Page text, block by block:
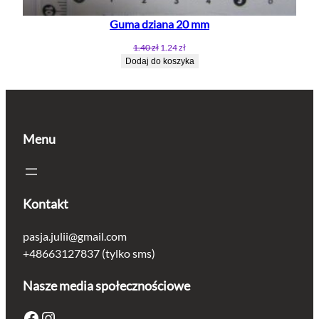
Guma dziana 20 mm
1.40zł Pierwotna
cena
1.24złAktualna
cena
Dodaj do koszyka
Menu
Kontakt
pasja.julii@gmail.com
+48663127837 (tylko sms)
Nasze media społecznościowe